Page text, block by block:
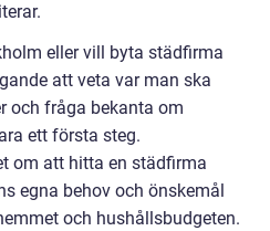
eller vill byta städfirma
att veta var man ska
och fråga bekanta om
ett första steg.
om att hitta en städfirma
egna behov och önskemål
och hushållsbudgeten.